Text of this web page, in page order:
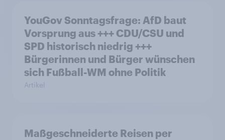
YouGov Sonntagsfrage: AfD baut
Vorsprung aus +++ CDU/CSU und
SPD historisch niedrig +++
Bürgerinnen und Bürger wünschen
sich Fußball-WM ohne Politik
Artikel
Maßgeschneiderte Reisen per